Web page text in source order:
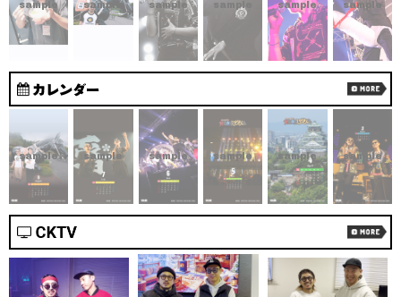
sample sample sample sample sample sample
sample sample sample sample sample sample